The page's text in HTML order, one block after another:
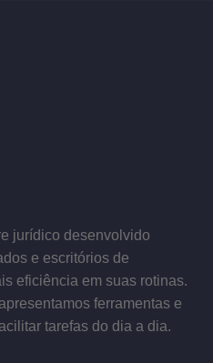
jurídico desenvolvido
e escritórios de
eficiência em suas rotinas.
ferramentas e
tarefas do dia a dia.